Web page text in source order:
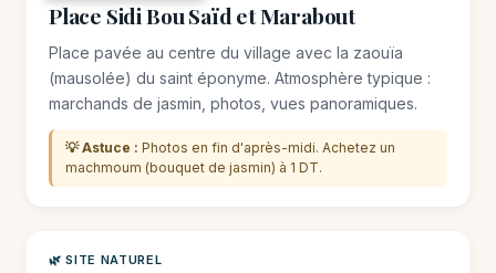
Place Sidi Bou Saïd et Marabout
Place pavée au centre du village avec la zaouïa
(mausolée) du saint éponyme. Atmosphère typique :
marchands de jasmin, photos, vues panoramiques.
💡 Astuce : Photos en fin d'après-midi. Achetez un
machmoum (bouquet de jasmin) à 1 DT.
🌿 SITE NATUREL